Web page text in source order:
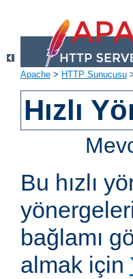
Apache > HTTP Sunucusu
Hızlı
Bu hızlı
bağlamı
almak için